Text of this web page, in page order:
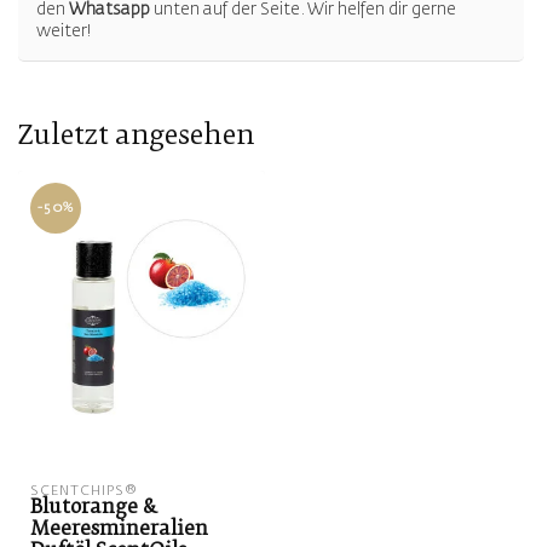
den Whatsapp unten auf der Seite. Wir helfen dir gerne
weiter!
Zuletzt angesehen
-50%
SCENTCHIPS®
Blutorange &
Meeresmineralien